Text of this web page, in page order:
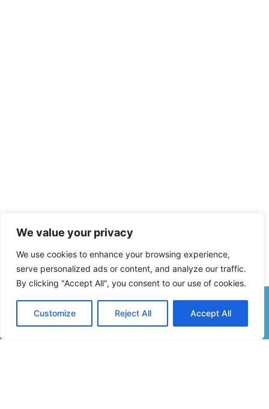
We value your privacy
We use cookies to enhance your browsing experience,
serve personalized ads or content, and analyze our traffic.
By clicking "Accept All", you consent to our use of cookies.
Customize Reject All Accept All